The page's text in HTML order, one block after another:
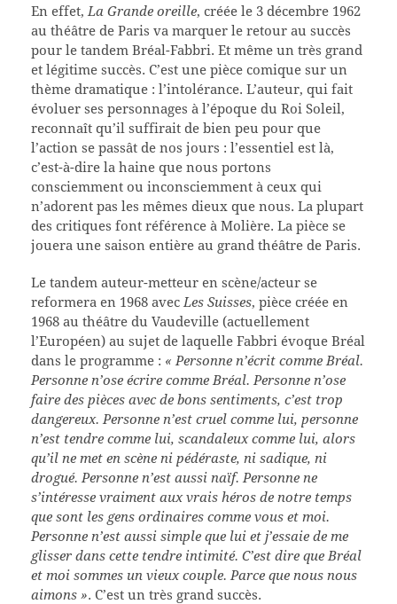
En effet, La Grande oreille, créée le 3 décembre 1962
au théâtre de Paris va marquer le retour au succès
pour le tandem Bréal-Fabbri. Et même un très grand
et légitime succès. C’est une pièce comique sur un
thème dramatique : l’intolérance. L’auteur, qui fait
évoluer ses personnages à l’époque du Roi Soleil,
reconnaît qu’il suffirait de bien peu pour que
l’action se passât de nos jours : l’essentiel est là,
c’est-à-dire la haine que nous portons
consciemment ou inconsciemment à ceux qui
n’adorent pas les mêmes dieux que nous. La plupart
des critiques font référence à Molière. La pièce se
jouera une saison entière au grand théâtre de Paris.
Le tandem auteur-metteur en scène/acteur se
reformera en 1968 avec Les Suisses, pièce créée en
1968 au théâtre du Vaudeville (actuellement
l’Européen) au sujet de laquelle Fabbri évoque Bréal
dans le programme : « Personne n’écrit comme Bréal.
Personne n’ose écrire comme Bréal. Personne n’ose
faire des pièces avec de bons sentiments, c’est trop
dangereux. Personne n’est cruel comme lui, personne
n’est tendre comme lui, scandaleux comme lui, alors
qu’il ne met en scène ni pédéraste, ni sadique, ni
drogué. Personne n’est aussi naïf. Personne ne
s’intéresse vraiment aux vrais héros de notre temps
que sont les gens ordinaires comme vous et moi.
Personne n’est aussi simple que lui et j’essaie de me
glisser dans cette tendre intimité. C’est dire que Bréal
et moi sommes un vieux couple. Parce que nous nous
aimons ». C’est un très grand succès.